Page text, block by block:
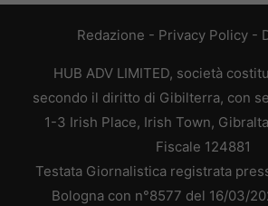
Redazione - Privacy Policy-
HUB ADV LIMITED, società
secondo il diritto di Gibilterra, con
1-3 Irish Place, Irish Town,
Fiscale 124881
Testata Giornalistica registrata
Bologna con n°8577 del 16/03/